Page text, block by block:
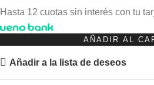
Hasta 12 cuotas sin interés con tu
AÑADIR AL
Añadir a la lista de deseos